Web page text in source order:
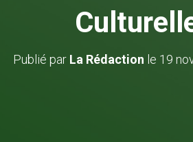
Publié par La Rédaction le 19